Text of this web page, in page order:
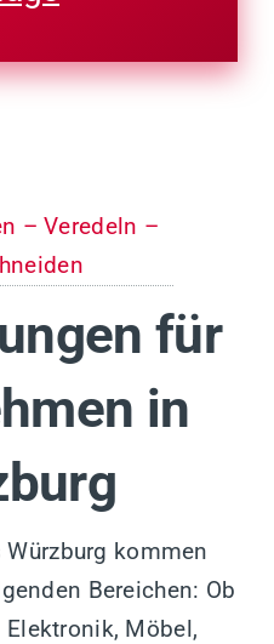
– Veredeln –
für
in
Würzburg kommen
Bereichen: Ob
Möbel,